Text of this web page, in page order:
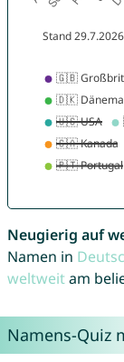
Neugierig auf
Namen in
weltweitam
Namens-Quiz